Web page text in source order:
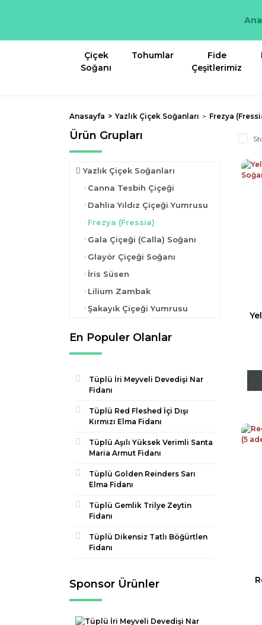
Çiçek
Soğanı
Tohumlar
Fide
Çeşitlerimiz
Anasayfa Yazlık Çiçek Soğanları Frezya
Ürün Grupları
Yazlık Çiçek Soğanları
Canna Tesbih Çiçeği
Dahlia Yıldız Çiçeği Yumrusu
Frezya (Fressia)
Gala Çiçeği (Calla) Soğanı
Glayör Çiçeği Soğanı
İris Süsen
Lilium Zambak
Şakayık Çiçeği Yumrusu
En Populer Olanlar
Tüplü İri Meyveli Devedişi Nar
Fidanı
Tüplü Red Fleshed İçi Dışı
Kırmızı Elma Fidanı
Tüplü Aşılı Yüksek Verimli Santa
Maria Armut Fidanı
Tüplü Golden Reinders Sarı
Elma Fidanı
Tüplü Gemlik Trilye Zeytin
Fidanı
Tüplü Dikensiz Tatlı Böğürtlen
Fidanı
Sponsor Ürünler